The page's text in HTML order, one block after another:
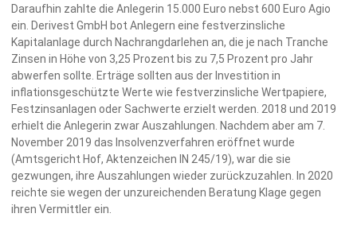
Daraufhin zahlte die Anlegerin 15.000 Euro nebst 600 Euro Agio
ein. Derivest GmbH bot Anlegern eine festverzinsliche
Kapitalanlage durch Nachrangdarlehen an, die je nach Tranche
Zinsen in Höhe von 3,25 Prozent bis zu 7,5 Prozent pro Jahr
abwerfen sollte. Erträge sollten aus der Investition in
inflationsgeschützte Werte wie festverzinsliche Wertpapiere,
Festzinsanlagen oder Sachwerte erzielt werden. 2018 und 2019
erhielt die Anlegerin zwar Auszahlungen. Nachdem aber am 7.
November 2019 das Insolvenzverfahren eröffnet wurde
(Amtsgericht Hof, Aktenzeichen IN 245/19), war die sie
gezwungen, ihre Auszahlungen wieder zurückzuzahlen. In 2020
reichte sie wegen der unzureichenden Beratung Klage gegen
ihren Vermittler ein.